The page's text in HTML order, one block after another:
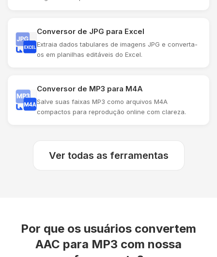
Conversor de JPG para Excel
Extraia dados tabulares de imagens JPG e converta-
os em planilhas editáveis ​​do Excel.
Conversor de MP3 para M4A
Salve suas faixas MP3 como arquivos M4A
compactos para reprodução online com clareza.
Ver todas as ferramentas
Por que os usuários convertem
AAC para MP3 com nossa